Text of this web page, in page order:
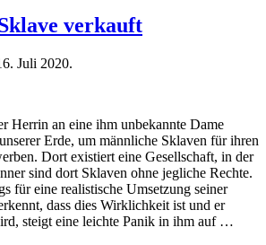
verkauft
Juli 2020.
Herrin an eine ihm unbekannte Dame
Erde, um männliche Sklaven für ihren
Dort existiert eine Gesellschaft, in der
sind dort Sklaven ohne jegliche Rechte.
für eine realistische Umsetzung seiner
dass dies Wirklichkeit ist und er
steigt eine leichte Panik in ihm auf …